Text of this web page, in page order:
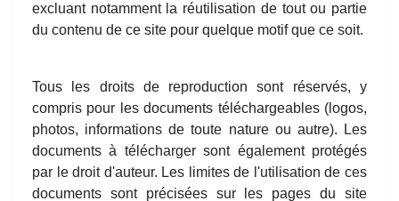
excluant notamment la réutilisation de tout ou partie
du contenu de ce site pour quelque motif que ce soit.
Tous les droits de reproduction sont réservés, y
compris pour les documents téléchargeables (logos,
photos, informations de toute nature ou autre). Les
documents à télécharger sont également protégés
par le droit d'auteur. Les limites de l'utilisation de ces
documents sont précisées sur les pages du site